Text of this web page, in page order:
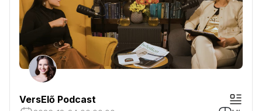
VersElő Podcast